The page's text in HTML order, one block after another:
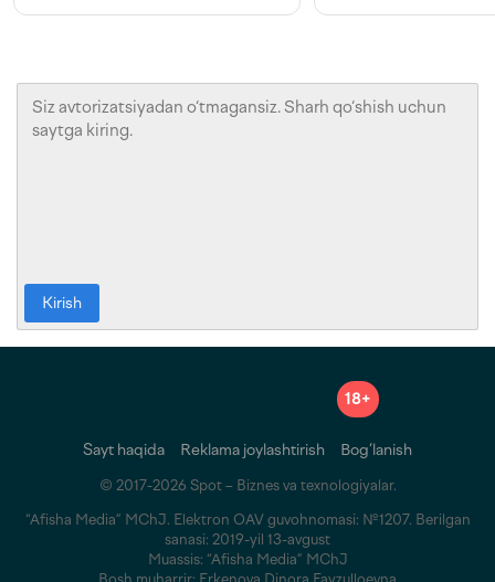
Kirish
18+
Sayt haqida Reklama joylashtirish Bog‘lanish
© 2017-2026 Spot – Biznes va texnologiyalar.
“Afisha Media” MChJ. Elektron OAV guvohnomasi: №1207. Berilgan
sanasi: 2019-yil 13-avgust
Muassis: “Afisha Media” MChJ